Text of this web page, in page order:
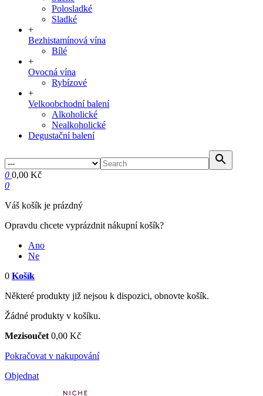
Polosladké
Sladké
+
Bezhistamínová vína
Bílé
+
Ovocná vína
Rybízové
+
Velkoobchodní balení
Alkoholické
Nealkoholické
Degustační balení
0 0,00 Kč
0
Váš košík je prázdný
Opravdu chcete vyprázdnit nákupní košík?
Ano
Ne
0 Košík
Některé produkty již nejsou k dispozici, obnovte košík.
Žádné produkty v košíku.
Mezisoučet 0,00 Kč
Pokračovat v nakupování
Objednat